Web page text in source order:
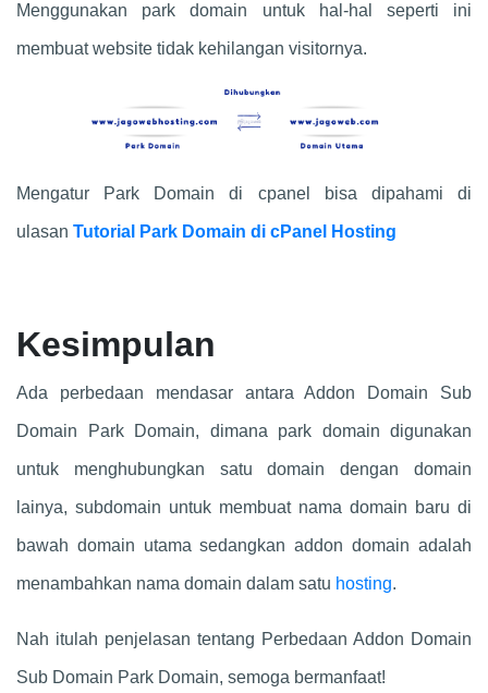
Menggunakan park domain untuk hal-hal seperti ini
membuat website tidak kehilangan visitornya.
Mengatur Park Domain di cpanel bisa dipahami di
ulasan Tutorial Park Domain di cPanel Hosting
Kesimpulan
Ada perbedaan mendasar antara Addon Domain Sub
Domain Park Domain, dimana park domain digunakan
untuk menghubungkan satu domain dengan domain
lainya, subdomain untuk membuat nama domain baru di
bawah domain utama sedangkan addon domain adalah
menambahkan nama domain dalam satu hosting.
Nah itulah penjelasan tentang Perbedaan Addon Domain
Sub Domain Park Domain, semoga bermanfaat!